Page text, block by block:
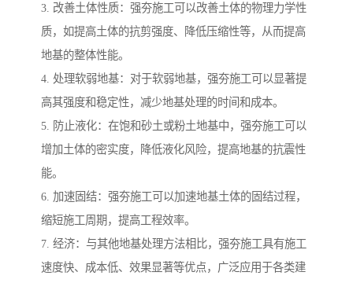
3. 改善土体性质：强夯施工可以改善土体的物理力学性
质，如提高土体的抗剪强度、降低压缩性等，从而提高
地基的整体性能。
4. 处理软弱地基：对于软弱地基，强夯施工可以显著提
高其强度和稳定性，减少地基处理的时间和成本。
5. 防止液化：在饱和砂土或粉土地基中，强夯施工可以
增加土体的密实度，降低液化风险，提高地基的抗震性
能。
6. 加速固结：强夯施工可以加速地基土体的固结过程，
缩短施工周期，提高工程效率。
7. 经济：与其他地基处理方法相比，强夯施工具有施工
速度快、成本低、效果显著等优点，广泛应用于各类建